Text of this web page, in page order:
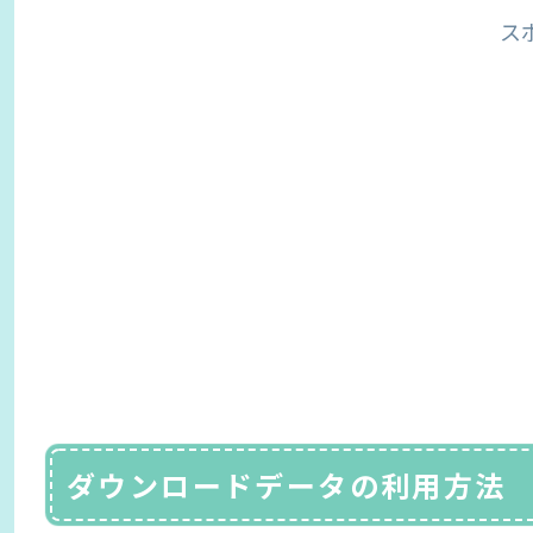
ス
ダウンロードデータの利用方法